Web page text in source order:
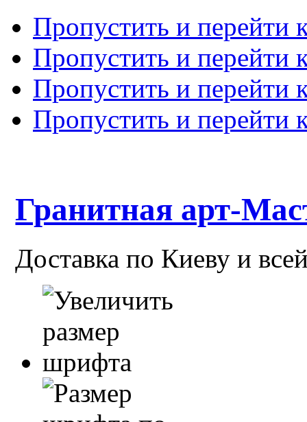
Пропустить и перейти
Пропустить и перейти
Пропустить и перейти
Пропустить и перейти
Гранитная арт-
Доставка по Киеву и